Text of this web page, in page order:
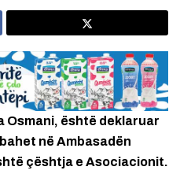
Osmani, është deklaruar
në Ambasadën
çështja e Asociacionit.